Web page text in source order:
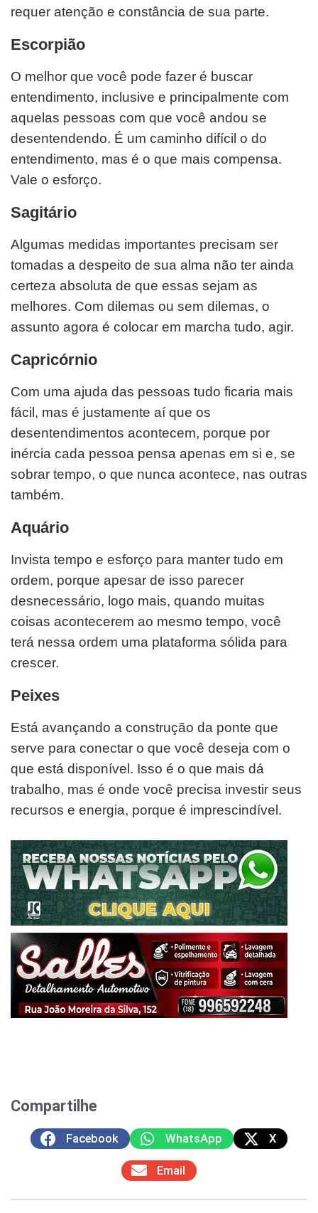
requer atenção e constância de sua parte.
Escorpião
O melhor que você pode fazer é buscar
entendimento, inclusive e principalmente com
aquelas pessoas com que você andou se
desentendendo. É um caminho difícil o do
entendimento, mas é o que mais compensa.
Vale o esforço.
Sagitário
Algumas medidas importantes precisam ser
tomadas a despeito de sua alma não ter ainda
certeza absoluta de que essas sejam as
melhores. Com dilemas ou sem dilemas, o
assunto agora é colocar em marcha tudo, agir.
Capricórnio
Com uma ajuda das pessoas tudo ficaria mais
fácil, mas é justamente aí que os
desentendimentos acontecem, porque por
inércia cada pessoa pensa apenas em si e, se
sobrar tempo, o que nunca acontece, nas outras
também.
Aquário
Invista tempo e esforço para manter tudo em
ordem, porque apesar de isso parecer
desnecessário, logo mais, quando muitas
coisas acontecerem ao mesmo tempo, você
terá nessa ordem uma plataforma sólida para
crescer.
Peixes
Está avançando a construção da ponte que
serve para conectar o que você deseja com o
que está disponível. Isso é o que mais dá
trabalho, mas é onde você precisa investir seus
recursos e energia, porque é imprescindível.
Compartilhe
Facebook WhatsApp X
Email